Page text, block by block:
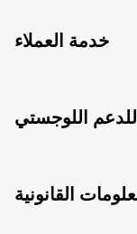
خدمة العملاء
اللوجستي
القانونية